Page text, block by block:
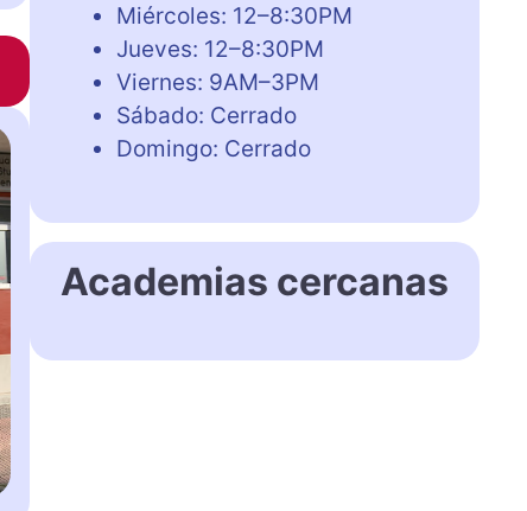
Miércoles: 12–8:30PM
Jueves: 12–8:30PM
Viernes: 9AM–3PM
Sábado: Cerrado
Domingo: Cerrado
Academias cercanas